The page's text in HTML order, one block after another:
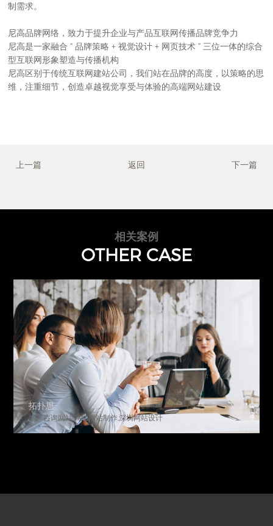
制需求。
尼高品牌网络，致力于提升企业与产品互联网传播品牌竞争力
尼高是一家融合 “ 品牌策略 + 视觉设计 + 网页技术 ” 三位一体的综合
型互联网形象塑造与传播机构
尼高区别于传统互联网建站公司，我们站在品牌的高度，以策略的思
维，注重细节，创造卓越视觉享受与体验的高端网站建设
上一篇 下一篇
返回
相关案例
OTHER CASE
拓扑思
地产咨询网站,高端网站制作,深圳网站设计